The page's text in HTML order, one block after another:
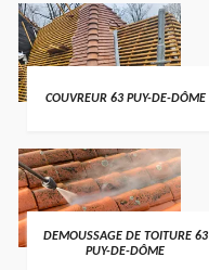
COUVREUR 63 PUY-DE-DÔME
DEMOUSSAGE DE TOITURE 63
PUY-DE-DÔME